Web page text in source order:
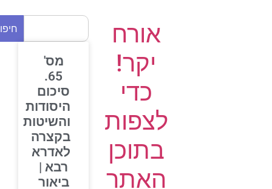
אורח
יקר!
כדי
לצפות
בתוכן
האתר
חיפוש
מס'
65.
סיכום
היסודות
והשיטות
בקצרה
לאדרא
רבא |
ביאור